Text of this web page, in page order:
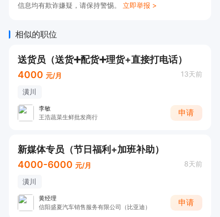
信息均有欺诈嫌疑，请保持警惕。 立即举报 >
相似的职位
送货员（送货➕配货➕理货+直接打电话）
4000 元/月 13天前
潢川
李敏
王浩蔬菜生鲜批发商行
申请
新媒体专员（节日福利+加班补助）
4000-6000 元/月 8天前
潢川
黄经理
信阳盛夏汽车销售服务有限公司（比亚迪）
申请